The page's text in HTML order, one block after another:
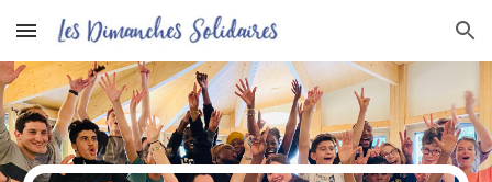
Skip to main content Skip to navigation